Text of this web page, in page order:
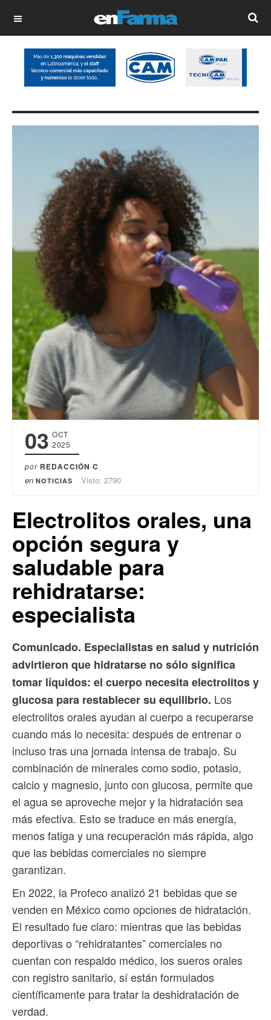
OFF CANVAS
03 OCT
2025
por REDACCIÓN C
en NOTICIAS Visto: 2790
Electrolitos orales, una
opción segura y
saludable para
rehidratarse:
especialista
Comunicado. Especialistas en salud y nutrición
advirtieron que hidratarse no sólo significa
tomar líquidos: el cuerpo necesita electrolitos y
glucosa para restablecer su equilibrio. Los
electrolitos orales ayudan al cuerpo a recuperarse
cuando más lo necesita: después de entrenar o
incluso tras una jornada intensa de trabajo. Su
combinación de minerales como sodio, potasio,
calcio y magnesio, junto con glucosa, permite que
el agua se aproveche mejor y la hidratación sea
más efectiva. Esto se traduce en más energía,
menos fatiga y una recuperación más rápida, algo
que las bebidas comerciales no siempre
garantizan.
En 2022, la Profeco analizó 21 bebidas que se
venden en México como opciones de hidratación.
El resultado fue claro: mientras que las bebidas
deportivas o “rehidratantes” comerciales no
cuentan con respaldo médico, los sueros orales
con registro sanitario, sí están formulados
científicamente para tratar la deshidratación de
verdad.